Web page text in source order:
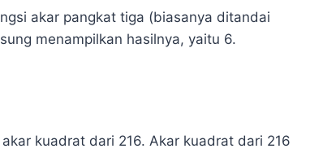
akar pangkat tiga (biasanya ditandai
menampilkan hasilnya, yaitu 6.
kuadrat dari 216. Akar kuadrat dari 216